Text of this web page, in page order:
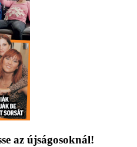
az újságosoknál!